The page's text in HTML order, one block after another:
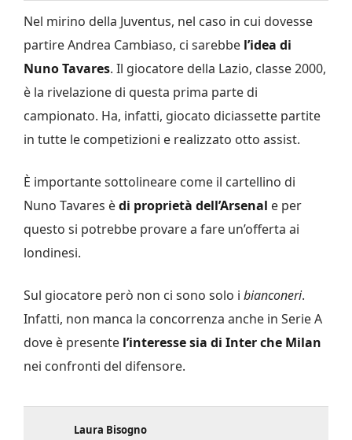
Nel mirino della Juventus, nel caso in cui dovesse
partire Andrea Cambiaso, ci sarebbe l’idea di
Nuno Tavares. Il giocatore della Lazio, classe 2000,
è la rivelazione di questa prima parte di
campionato. Ha, infatti, giocato diciassette partite
in tutte le competizioni e realizzato otto assist.
È importante sottolineare come il cartellino di
Nuno Tavares èdi proprietà dell’Arsenal e per
questo si potrebbe provare a fare un’offerta ai
londinesi.
Sul giocatore però non ci sono solo i bianconeri.
Infatti, non manca la concorrenza anche in Serie A
dove è presente l’interesse sia di Inter che Milan
nei confronti del difensore.
Laura Bisogno